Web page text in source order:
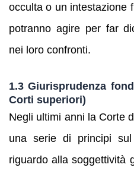
occulta o un intestazione
potranno agire per far
nei loro confronti.
1.3 Giurisprudenza
Corti superiori)
Negli ultimi anni la Corte
una serie di principi
riguardo alla soggettività